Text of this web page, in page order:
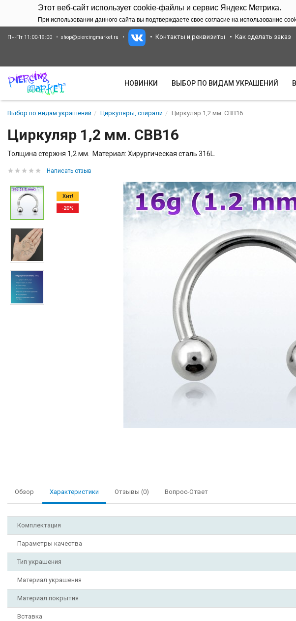
Этот веб-сайт использует cookie-файлы и сервис Яндекс Метрика.
При использовании данного сайта вы подтверждаете свое согласие на использование
Пн-Пт 11:00-19:00 shop@piercingmarket.ru Контакты и реквизиты Как сделать заказ
НОВИНКИ ВЫБОР ПО ВИДАМ УКРАШЕНИЙ
Выбор по видам украшений Циркуляры, спирали Циркуляр 1,2 мм. CBB16
Циркуляр 1,2 мм. CBB16
Толщина стержня 1,2 мм. Материал: Хирургическая сталь 316L.
Написать отзыв
Хит!
-20%
Обзор Характеристики Отзывы (0) Вопрос-Ответ
Комплектация
Параметры качества
Тип украшения
Материал украшения
Материал покрытия
Вставка